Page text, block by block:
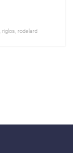
riglos rodelard